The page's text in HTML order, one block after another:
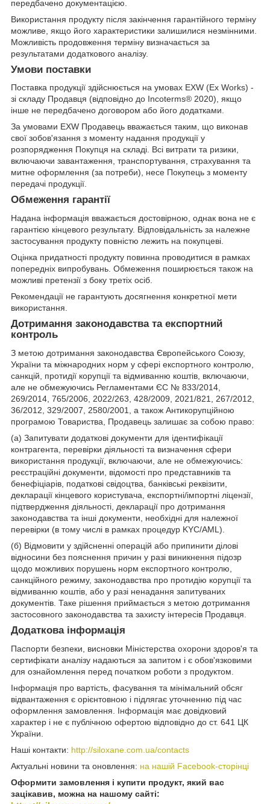
передбачено документацією.
Використання продукту після закінчення гарантійного терміну
можливе, якщо його характеристики залишилися незмінними.
Можливість продовження терміну визначається за
результатами додаткового аналізу.
Умови поставки
Поставка продукції здійснюється на умовах EXW (Ex Works) -
зі складу Продавця (відповідно до Incoterms® 2020), якщо
інше не передбачено договором або його додатками.
За умовами EXW Продавець вважається таким, що виконав
свої зобов'язання з моменту надання продукції у
розпорядження Покупця на складі. Всі витрати та ризики,
включаючи завантаження, транспортування, страхування та
митне оформлення (за потреби), несе Покупець з моменту
передачі продукції.
Обмеження гарантії
Надана інформація вважається достовірною, однак вона не є
гарантією кінцевого результату. Відповідальність за належне
застосування продукту повністю лежить на покупцеві.
Оцінка придатності продукту повинна проводитися в рамках
попередніх випробувань. Обмеження поширюється також на
можливі претензії з боку третіх осіб.
Рекомендації не гарантують досягнення конкретної мети
використання.
Дотримання законодавства та експортний
контроль
З метою дотримання законодавства Європейського Союзу,
України та міжнародних норм у сфері експортного контролю,
санкцій, протидії корупції та відмиванню коштів, включаючи,
але не обмежуючись Регламентами ЄС № 833/2014,
269/2014, 765/2006, 2022/263, 428/2009, 2021/821, 267/2012,
36/2012, 329/2007, 2580/2001, а також Антикорупційною
програмою Товариства, Продавець залишає за собою право:
(а) Запитувати додаткові документи для ідентифікації
контрагента, перевірки діяльності та визначення сфери
використання продукції, включаючи, але не обмежуючись:
реєстраційні документи, відомості про представників та
бенефіціарів, податкові свідоцтва, банківські реквізити,
декларації кінцевого користувача, експортні/імпортні ліцензії,
підтвердження діяльності, декларації про дотримання
законодавства та інші документи, необхідні для належної
перевірки (в тому числі в рамках процедур KYC/AML).
(б) Відмовити у здійсненні операцій або припинити ділові
відносини без пояснення причин у разі виникнення підозр
щодо можливих порушень норм експортного контролю,
санкційного режиму, законодавства про протидію корупції та
відмиванню коштів, або у разі ненадання запитуваних
документів. Таке рішення приймається з метою дотримання
застосовного законодавства та захисту інтересів Продавця.
Додаткова інформація
Паспорти безпеки, висновки Міністерства охорони здоров'я та
сертифікати аналізу надаються за запитом і є обов'язковими
для ознайомлення перед початком роботи з продуктом.
Інформація про вартість, фасування та мінімальний обсяг
відвантаження є орієнтовною і підлягає уточненню під час
оформлення замовлення. Інформація має довідковий
характер і не є публічною офертою відповідно до ст. 641 ЦК
України.
Наші контакти: http://siloxane.com.ua/contacts
Актуальні новини та оновлення: на нашій Facebook-сторінці
Оформити замовлення і купити продукт, який вас
зацікавив, можна на нашому сайті: